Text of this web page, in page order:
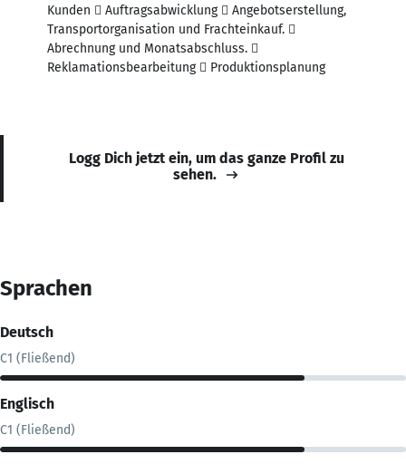
Kunden  Auftragsabwicklung  Angebotserstellung,
Transportorganisation und Frachteinkauf. 
Abrechnung und Monatsabschluss. 
Reklamationsbearbeitung  Produktionsplanung
Logg Dich jetzt ein, um das ganze Profil zu
sehen.
Sprachen
Deutsch
C1 (Fließend)
Englisch
C1 (Fließend)